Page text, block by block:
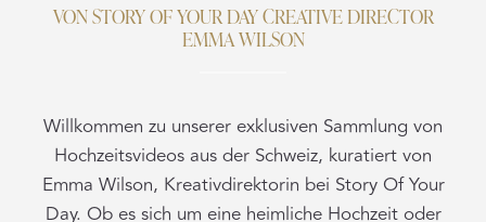
VON STORY OF YOUR DAY CREATIVE DIRECTOR
EMMA WILSON
Willkommen zu unserer exklusiven Sammlung von
Hochzeitsvideos aus der Schweiz, kuratiert von
Emma Wilson, Kreativdirektorin bei Story Of Your
Day. Ob es sich um eine heimliche Hochzeit oder